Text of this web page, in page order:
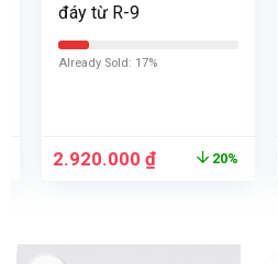
đáy từ R-9
Already Sold: 17%
2.920.000₫ 20%